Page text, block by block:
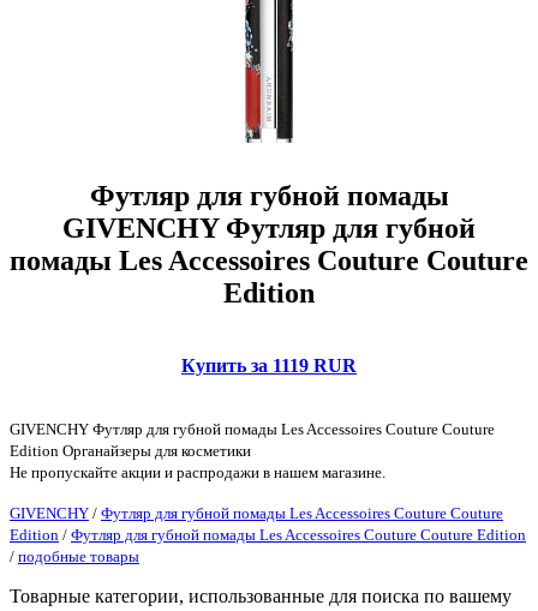
Футляр для губной помады
GIVENCHY Футляр для губной
помады Les Accessoires Couture Couture
Edition
Купить за 1119 RUR
GIVENCHY Футляр для губной помады Les Accessoires Couture Couture
Edition Органайзеры для косметики
Не пропускайте акции и распродажи в нашем магазине.
GIVENCHY / Футляр для губной помады Les Accessoires Couture Couture
Edition / Футляр для губной помады Les Accessoires Couture Couture Edition
/ подобные товары
Товарные категории, использованные для поиска по вашему